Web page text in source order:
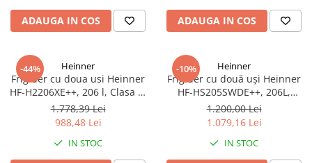
ADAUGA IN COS ADAUGA IN COS
-44% Heinner
Frigider cu doua usi Heinner
HF-H2206XE++, 206 l, Clasa E,
lumina LED, 3 rafturi de sticla,
H 143 cm, Inox
1.778,39 Lei
988,48 Lei
IN STOC
-10% Heinner
Frigider cu două uși Heinner
HF-HS205SWDE++, 206L,
Dozator de apă, Clasa E,
Argintiu
1.200,00 Lei
1.079,16 Lei
IN STOC